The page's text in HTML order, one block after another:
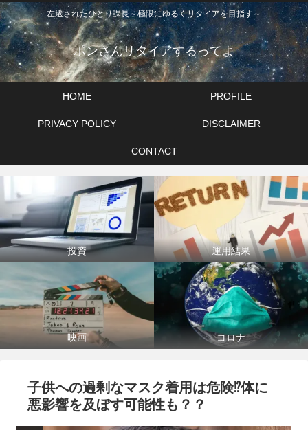
左遷されたひとり課長～極限にゆるくリタイアを目指す～
ポンさんリタイアするってよ
HOME PROFILE
PRIVACY POLICY DISCLAIMER
CONTACT
投資 運用結果
映画 コロナ
子供への過剰なマスク着用は危険⁉体に
悪影響を及ぼす可能性も？？